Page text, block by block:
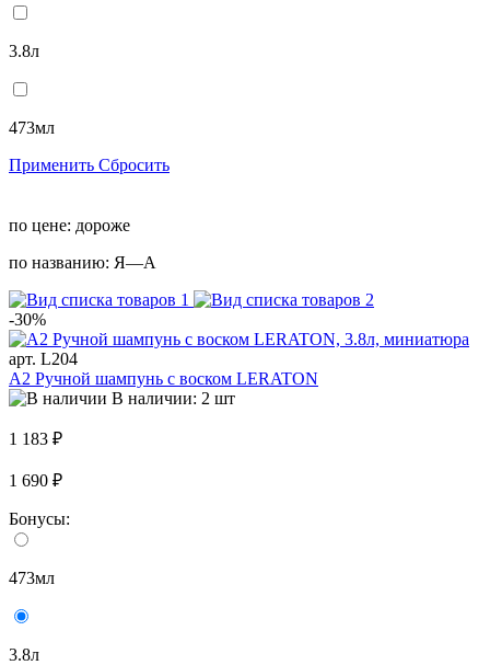
3.8л
473мл
Применить Сбросить
по цене: дороже
по названию: Я—А
-30%
арт. L204
A2 Ручной шампунь с воском LERATON
В наличии: 2 шт
1 183 ₽
1 690 ₽
Бонусы:
473мл
3.8л